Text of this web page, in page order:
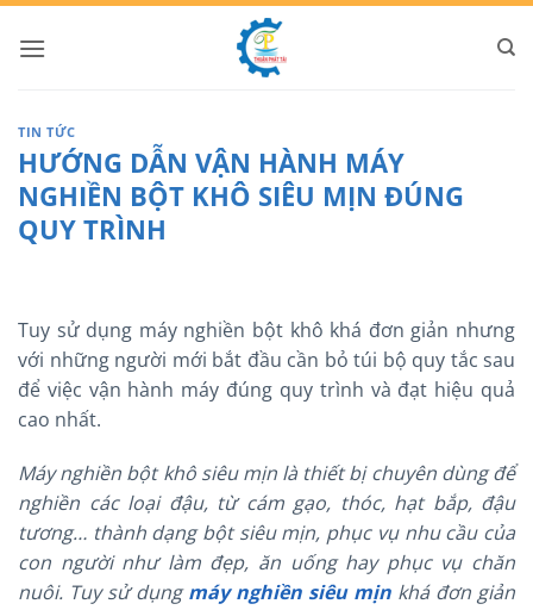
Bỏ
qua
TIN TỨC
HƯỚNG DẪN VẬN HÀNH MÁY
NGHIỀN BỘT KHÔ SIÊU MỊN ĐÚNG
QUY TRÌNH
Tuy sử dụng máy nghiền bột khô khá đơn giản nhưng
với những người mới bắt đầu cần bỏ túi bộ quy tắc sau
để việc vận hành máy đúng quy trình và đạt hiệu quả
cao nhất.
Máy nghiền bột khô siêu mịn là thiết bị chuyên dùng để
nghiền các loại đậu, từ cám gạo, thóc, hạt bắp, đậu
tương… thành dạng bột siêu mịn, phục vụ nhu cầu của
con người như làm đẹp, ăn uống hay phục vụ chăn
nuôi. Tuy sử dụngmáy nghiền siêu mịn khá đơn giản